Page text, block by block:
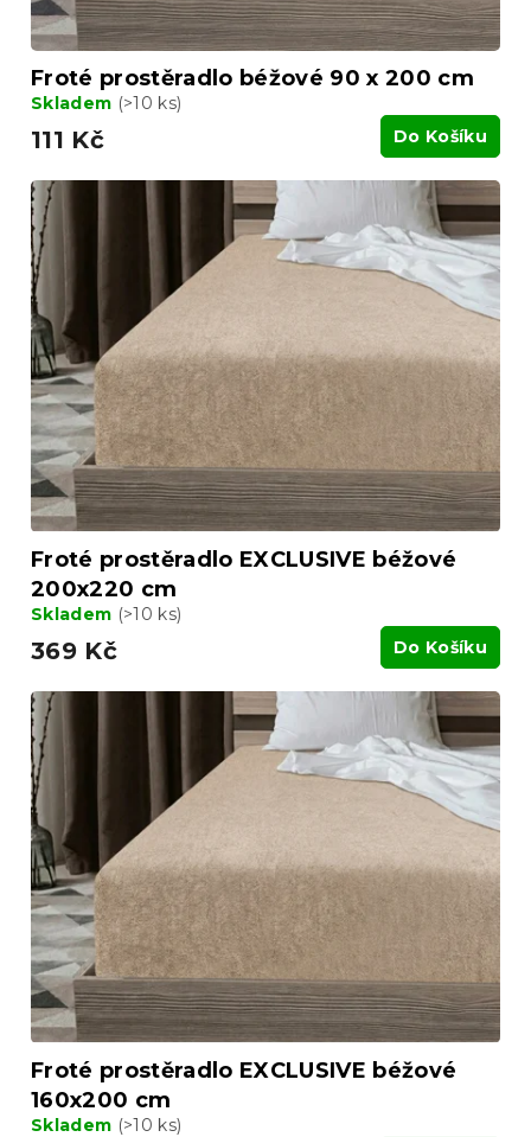
ů
Froté prostěradlo béžové 90 x 200 cm
Skladem (>10 ks)
111 Kč Do Košíku
Froté prostěradlo EXCLUSIVE béžové
200x220 cm
Skladem (>10 ks)
369 Kč Do Košíku
Froté prostěradlo EXCLUSIVE béžové
160x200 cm
Skladem (>10 ks)